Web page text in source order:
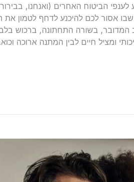
הביטוח האחרים (ואנחנו,
אסור לכם להיכנע לדחף לטמון את
בשורה התחתונה, ברכוש
ומציל חיים לבין המתנה ארוכה